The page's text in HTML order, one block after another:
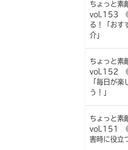
ちょっと
vol.153 ◎
る！「おす
介」
ちょっと
vol.152 ◎
「毎日が
う！」
ちょっと
vol.151 ◎
害時に役立